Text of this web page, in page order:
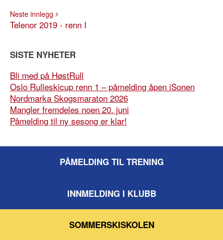
Neste innlegg
Telenor 2019 - renn I
SISTE NYHETER
Bli med på HøstRull
Oslo Rulleskicup renn 1 – påmelding åpen iSonen
Nordmarka Skogsmaraton 2026
Mangler fremdeles noen 20. juni
Påmelding til ny sesong er klar!
PÅMELDING TIL TRENING
INNMELDING I KLUBB
SOMMERSKISKOLEN